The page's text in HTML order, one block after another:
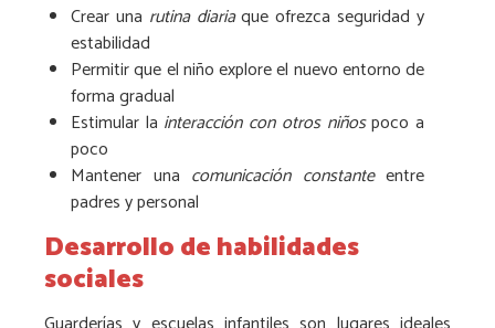
Crear una rutina diariaque ofrezca seguridad y
estabilidad
Permitir que el niño explore el nuevo entorno de
forma gradual
Estimular la interacción con otros niñospoco a
poco
Mantener una comunicación constanteentre
padres y personal
Desarrollo de habilidades
sociales